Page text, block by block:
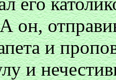
он,
и
и